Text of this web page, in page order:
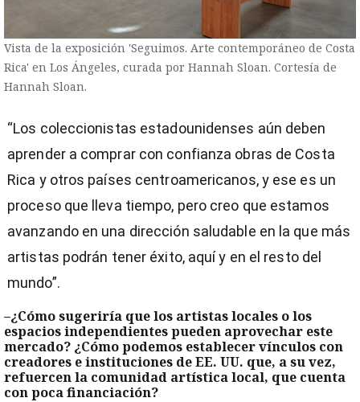
Vista de la exposición 'Seguimos. Arte contemporáneo de Costa
Rica' en Los Ángeles, curada por Hannah Sloan. Cortesía de
Hannah Sloan.
“Los coleccionistas estadounidenses aún deben
aprender a comprar con confianza obras de Costa
Rica y otros países centroamericanos, y ese es un
proceso que lleva tiempo, pero creo que estamos
avanzando en una dirección saludable en la que más
artistas podrán tener éxito, aquí y en el resto del
mundo”.
–¿Cómo sugeriría que los artistas locales o los
espacios independientes pueden aprovechar este
mercado? ¿Cómo podemos establecer vínculos con
creadores e instituciones de EE. UU. que, a su vez,
refuercen la comunidad artística local, que cuenta
con poca financiación?